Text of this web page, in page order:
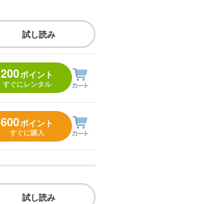
試し読み
200ポイント
すぐにレンタル
600ポイント
すぐに購入
試し読み